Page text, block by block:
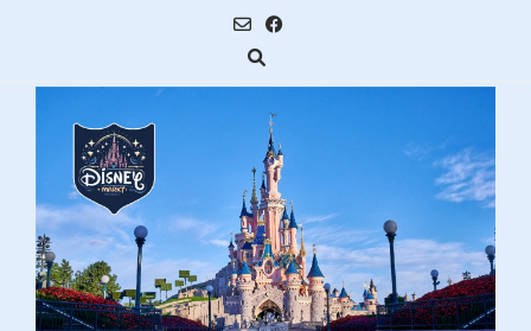
inhoud